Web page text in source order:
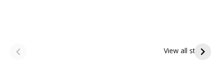
View all stories
పితృదేవతల ఆశీర్వాదం
పొందే పవిత్ర రోజు
ఇంద్రకీలాద్రి గిరి ప్రదక్షిణ